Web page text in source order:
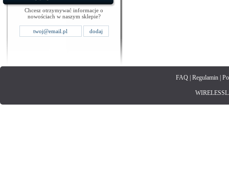
Chcesz otrzymywać informacje o
nowościach w naszym sklepie?
FAQ| Regulamin|